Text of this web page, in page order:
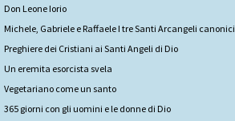
Don Leone Iorio
Michele, Gabriele e Raffaele I tre Santi Arcangeli canonici
Preghiere dei Cristiani ai Santi Angeli di Dio
Un eremita esorcista svela
Vegetariano come un santo
365 giorni con gli uomini e le donne di Dio